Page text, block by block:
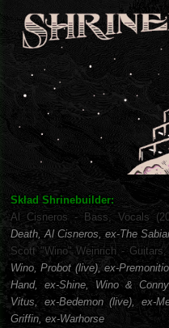
Skład Shrinebuilder:
Al Cisneros - Bass, Vocals
Death, Al Cisneros, ex-The
Scott "Wino" Weinrich -
Wino, Probot (live), ex-
Hand, ex-Shine, Wino &
Vitus, ex-Bedemon (live), ex-
Griffin, ex-Warhorse